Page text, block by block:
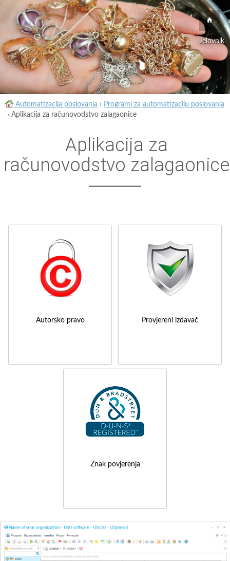
Jelovnik
Automatizacija poslovanja › Programi za automatizaciju poslovanja
› Aplikacija za računovodstvo zalagaonice
Aplikacija za
računovodstvo zalagaonice
Autorsko pravo Provjereni izdavač
Znak povjerenja